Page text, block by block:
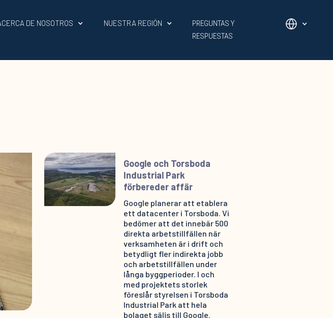
DE NOSOTROS NUESTRA REGIÓN
PREGUNTAS Y
RESPUESTAS
Google och Torsboda
Industrial Park
förbereder affär
Google planerar att etablera
ett datacenter i Torsboda. Vi
bedömer att det innebär 500
direkta arbetstillfällen när
verksamheten är i drift och
betydligt fler indirekta jobb
och arbetstillfällen under
långa byggperioder. I och
med projektets storlek
föreslår styrelsen i Torsboda
Industrial Park att hela
bolaget säljs till Google.